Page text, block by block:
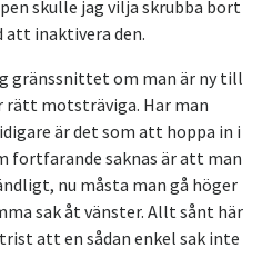
skulle jag vilja skrubba bort
inaktivera den.
gränssnittet om man är ny till
rätt motsträviga. Har man
är det som att hoppa in i
fortfarande saknas är att man
nu måsta man gå höger
sak åt vänster. Allt sånt här
att en sådan enkel sak inte